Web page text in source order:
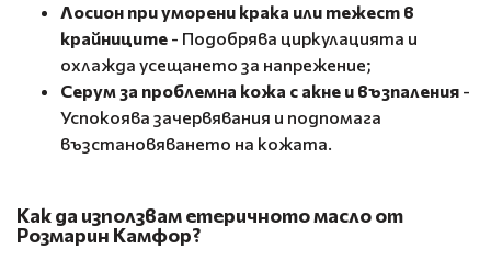
Лосион при уморени крака или тежест в
крайниците - Подобрява циркулацията и
охлажда усещането за напрежение;
Серум за проблемна кожа с акне и възпаления -
Успокоява зачервявания и подпомага
възстановяването на кожата.
Как да използвам етеричното масло от
Розмарин Камфор?